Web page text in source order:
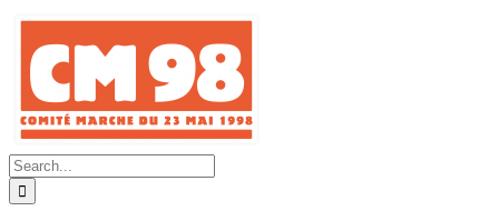
Skip
content
Search
for: